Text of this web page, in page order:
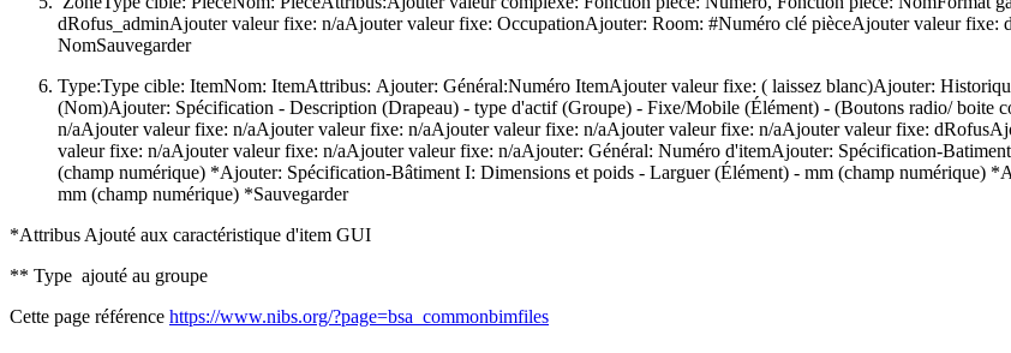
dRofus_adminAjouter valeur fixe: n/aAjouter valeur fixe: OccupationAjouter: Room: #Numéro clé pièceAjouter valeur
NomSauvegarder
Type:Type cible: ItemNom: ItemAttribus: Ajouter: Général:Numéro ItemAjouter valeur fixe: ( laissez blanc)Ajouter:
(Nom)Ajouter: Spécification - Description (Drapeau) - type d'actif (Groupe) - Fixe/Mobile (Élément) - (Boutons radio/
n/aAjouter valeur fixe: n/aAjouter valeur fixe: n/aAjouter valeur fixe: n/aAjouter valeur fixe: n/aAjouter valeur fixe:
valeur fixe: n/aAjouter valeur fixe: n/aAjouter valeur fixe: n/aAjouter: Général: Numéro d'itemAjouter: Spécification-
(champ numérique) *Ajouter: Spécification-Bâtiment I: Dimensions et poids - Larguer (Élément) - mm (champ numérique)
mm (champ numérique) *Sauvegarder
*Attribus Ajouté aux caractéristique d'item GUI
** Type ajouté au groupe
Cette page référence https://www.nibs.org/?page=bsa_commonbimfiles